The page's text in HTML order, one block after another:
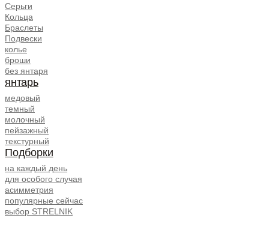
Серьги
Кольца
Браслеты
Подвески
колье
броши
без янтаря
янтарь
медовый
темный
молочный
пейзажный
текстурный
Подборки
на каждый день
для особого случая
асимметрия
популярные сейчас
выбор STRELNIK